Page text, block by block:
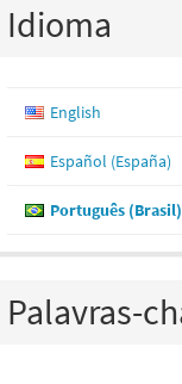
Idioma
English
Español (España)
Português (Brasil)
Palavras-